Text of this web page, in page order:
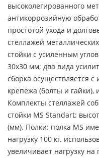
высоколегированного
антикоррозийную
простотой ухода и
стеллажей
стойки с усиленным
30х30 мм; два вида
сборка осуществляется
крепежа (болты и гайки),
Комплекты стеллажей
стойки MS Standart:
(мм). Полки: полка MS
нагрузку 100 кг.
увеличивает нагрузку